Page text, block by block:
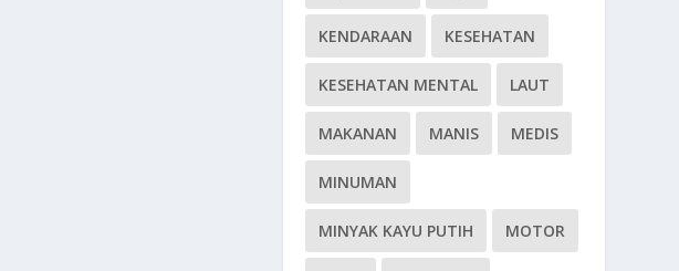
KENDARAAN KESEHATAN
KESEHATAN MENTAL LAUT
MAKANAN MANIS MEDIS
MINUMAN
MINYAK KAYU PUTIH MOTOR